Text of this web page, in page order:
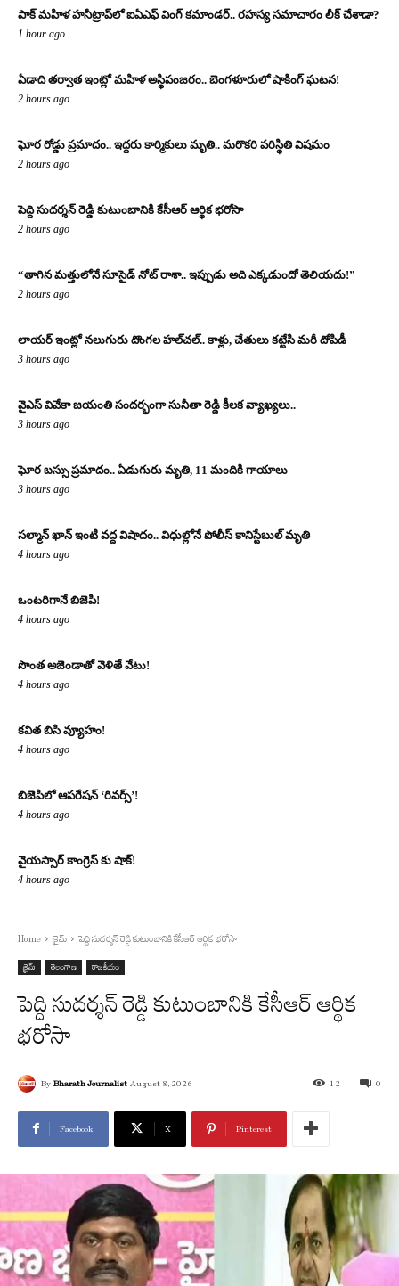
పాక్ మహిళ హనీట్రాప్‌లో ఐఏఎఫ్ వింగ్ కమాండర్.. రహస్య సమాచారం లీక్ చేశాడా?
1 hour ago
ఏడాది తర్వాత ఇంట్లో మహిళ అస్థిపంజరం.. బెంగళూరులో షాకింగ్ ఘటన!
2 hours ago
ఘోర రోడ్డు ప్రమాదం.. ఇద్దరు కార్మికులు మృతి.. మరొకరి పరిస్థితి విషమం
2 hours ago
పెద్ది సుదర్శన్ రెడ్డి కుటుంబానికి కేసీఆర్ ఆర్థిక భరోసా
2 hours ago
“తాగిన మత్తులోనే సూసైడ్ నోట్ రాశా.. ఇప్పుడు అది ఎక్కడుందో తెలియదు!”
2 hours ago
లాయర్ ఇంట్లో నలుగురు దొంగల హల్‌చల్.. కాళ్లు, చేతులు కట్టేసి మరీ దోపిడీ
3 hours ago
వైఎస్ వివేకా జయంతి సందర్భంగా సునీతా రెడ్డి కీలక వ్యాఖ్యలు..
3 hours ago
ఘోర బస్సు ప్రమాదం.. ఏడుగురు మృతి, 11 మందికి గాయాలు
3 hours ago
సల్మాన్ ఖాన్ ఇంటి వద్ద విషాదం.. విధుల్లోనే పోలీస్ కానిస్టేబుల్ మృతి
4 hours ago
ఒంటరిగానే బిజెపి!
4 hours ago
సొంత అజెండాతో వెళితే వేటు!
4 hours ago
కవిత బిసి వ్యూహం!
4 hours ago
బిజెపిలో ఆపరేషన్ ‘రివర్స్’!
4 hours ago
వైయస్సార్ కాంగ్రెస్ కు షాక్!
4 hours ago